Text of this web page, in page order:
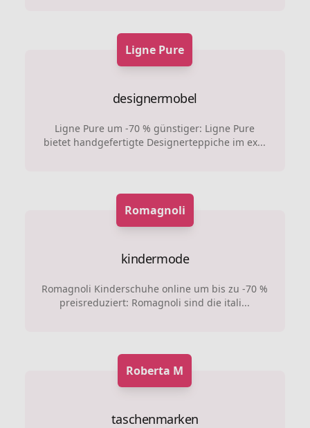
Ligne Pure
designermobel
Ligne Pure um -70 % günstiger: Ligne Pure
bietet handgefertigte Designerteppiche im ex...
Romagnoli
kindermode
Romagnoli Kinderschuhe online um bis zu -70 %
preisreduziert: Romagnoli sind die itali...
Roberta M
taschenmarken